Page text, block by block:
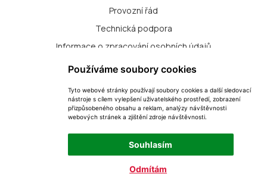
Používáme soubory cookies
Tyto webové stránky používají soubory cookies a další sledovací
nástroje s cílem vylepšení uživatelského prostředí, zobrazení
přizpůsobeného obsahu a reklam, analýzy návštěvnosti
webových stránek a zjištění zdroje návštěvnosti.
Souhlasím
Odmítám
Provozní řád
Technická podpora
Informace o zpracování osobních údajů
Zásady zpracování souborů cookie
Přihlášení k odběru nových dražeb
Změna nastavení cookie
Dražbyprost s.r.o.
Archiv